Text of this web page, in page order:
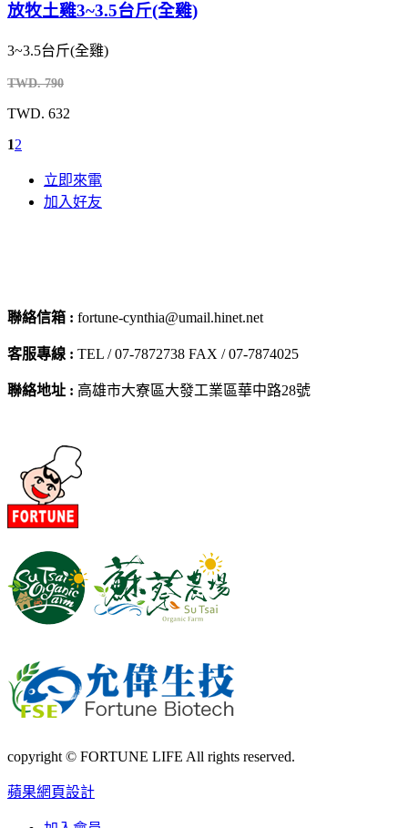
放牧土雞3~3.5台斤(全雞)
3~3.5台斤(全雞)
TWD. 790
TWD. 632
12
立即來電
加入好友
聯絡信箱 : fortune-cynthia@umail.hinet.net
客服專線 : TEL / 07-7872738 FAX / 07-7874025
聯絡地址 : 高雄市大寮區大發工業區華中路28號
copyright © FORTUNE LIFE All rights reserved.
蘋果網頁設計